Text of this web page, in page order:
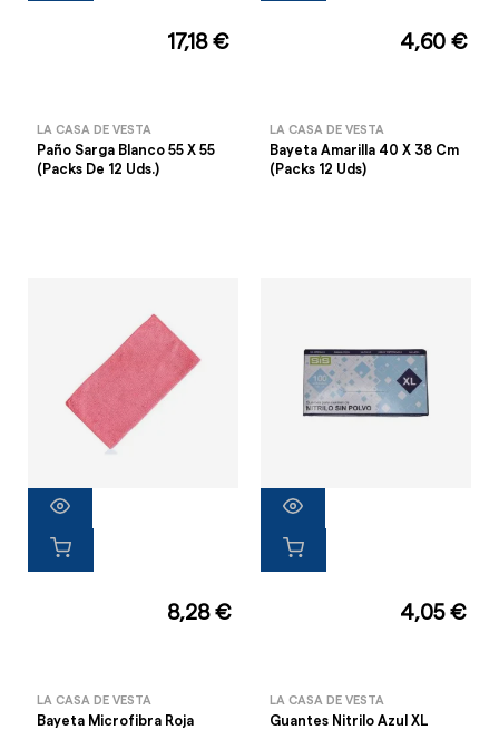
17,18 €
LA CASA DE VESTA
Paño Sarga Blanco 55 X 55
(Packs De 12 Uds.)
4,60 €
LA CASA DE VESTA
Bayeta Amarilla 40 X 38 Cm
(Packs 12 Uds)
8,28 €
LA CASA DE VESTA
Bayeta Microfibra Roja
4,05 €
LA CASA DE VESTA
Guantes Nitrilo Azul XL